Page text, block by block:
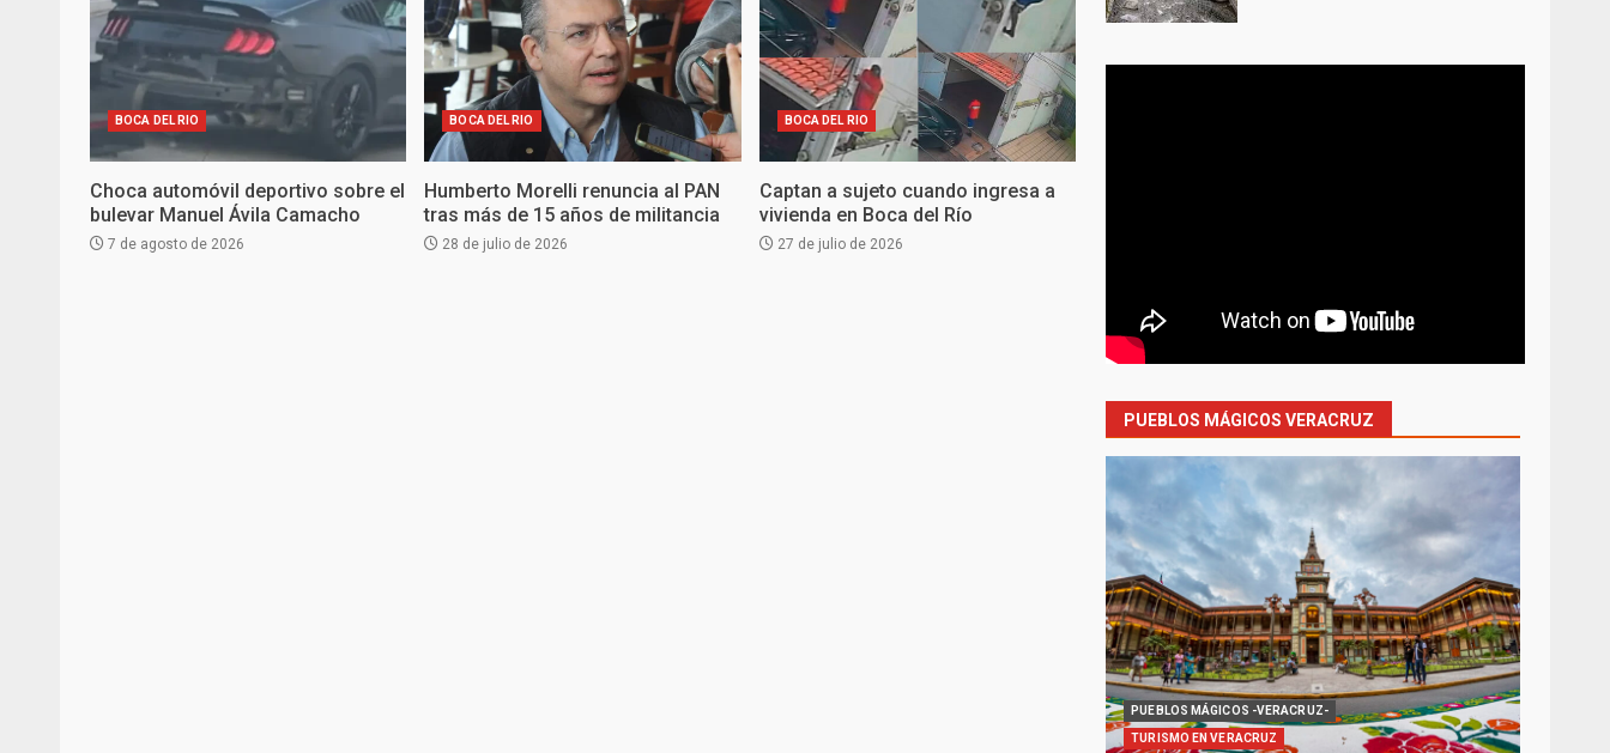
BOCA DEL RIO
Choca automóvil deportivo sobre el
bulevar Manuel Ávila Camacho
7 de agosto de 2026
BOCA DEL RIO
Humberto Morelli renuncia al PAN
tras más de 15 años de militancia
28 de julio de 2026
BOCA DEL RIO
Captan a sujeto cuando ingresa a
vivienda en Boca del Río
27 de julio de 2026
PUEBLOS MÁGICOS VERACRUZ
PUEBLOS MÁGICOS -VERACRUZ-
TURISMO EN VERACRUZ